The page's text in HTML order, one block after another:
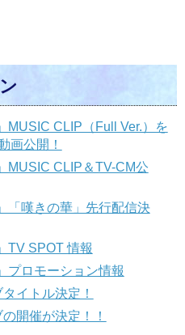
MUSIC CLIP（Full Ver.）を
画公開！
MUSIC CLIP＆TV-CM公
「嘆きの華」先行配信決
TV SPOT 情報
プロモーション情報
イトル決定！
開催が決定！！